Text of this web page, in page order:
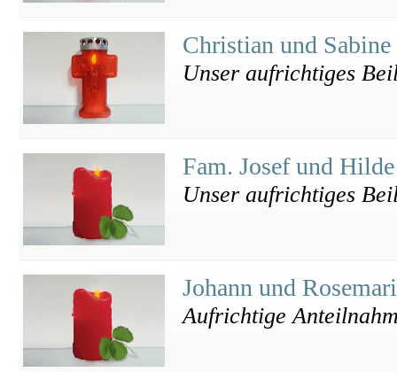
Christian und
Unser aufrichtiges
Fam. Josef und
Unser aufrichtiges
Johann und
Aufrichtige